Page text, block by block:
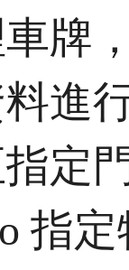
牌
進
定
指